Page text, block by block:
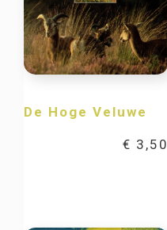
De Hoge Veluwe
€ 3,50